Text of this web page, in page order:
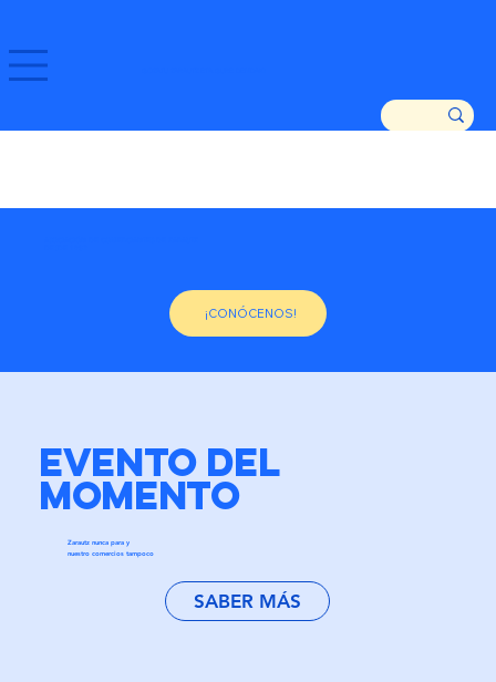
¡CONÓCENOS!
EVENTO DEL
MOMENTO
Zarautz nunca para y
nuestro comercios tampoco
SABER MÁS